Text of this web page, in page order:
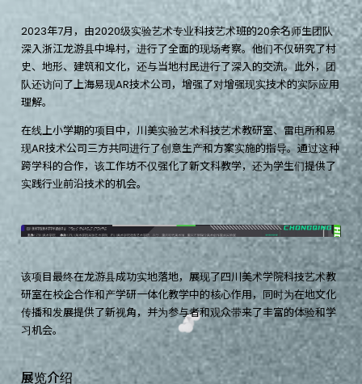
2023年7月，由2020级实验艺术专业科技艺术班的20余名师生团队
深入浙江龙游县中埠村，进行了全面的现场考察。他们不仅研究了村
史、地形、建筑和文化，还与当地村民进行了深入的交流。此外，团
队还访问了上海易现AR技术公司，增强了对增强现实技术的实际应用
理解。
在线上小学期的项目中，川美实验艺术科技艺术教研室、雷电所和易
现AR技术公司三方共同进行了创意生产和方案实施的指导。通过这种
跨学科的合作，该工作坊不仅强化了新文科教学，还为学生们提供了
实践行业前沿技术的机会。
该项目最终在龙游县成功实地落地，展现了四川美术学院科技艺术教
研室在校企合作和产学研一体化教学中的核心作用，同时为在地文化
传播和发展提供了新视角，并为参与者和观众带来了丰富的体验和学
习机会。
展览介绍